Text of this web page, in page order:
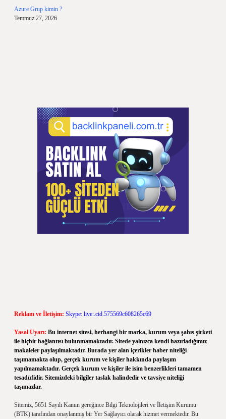
Azure Grup kimin ?
Temmuz 27, 2026
Reklam ve İletişim: Skype: live:.cid.575569c608265c69
Yasal Uyarı: Bu internet sitesi, herhangi bir marka, kurum veya şahıs şirketi
ile hiçbir bağlantısı bulunmamaktadır. Sitede yalnızca kendi hazırladığımız
makaleler paylaşılmaktadır. Burada yer alan içerikler haber niteliği
taşımamakta olup, gerçek kurum ve kişiler hakkında paylaşım
yapılmamaktadır. Gerçek kurum ve kişiler ile isim benzerlikleri tamamen
tesadüfidir. Sitemizdeki bilgiler taslak halindedir ve tavsiye niteliği
taşımazlar.
Sitemiz, 5651 Sayılı Kanun gereğince Bilgi Teknolojileri ve İletişim Kurumu
(BTK) tarafından onaylanmış bir Yer Sağlayıcı olarak hizmet vermektedir. Bu